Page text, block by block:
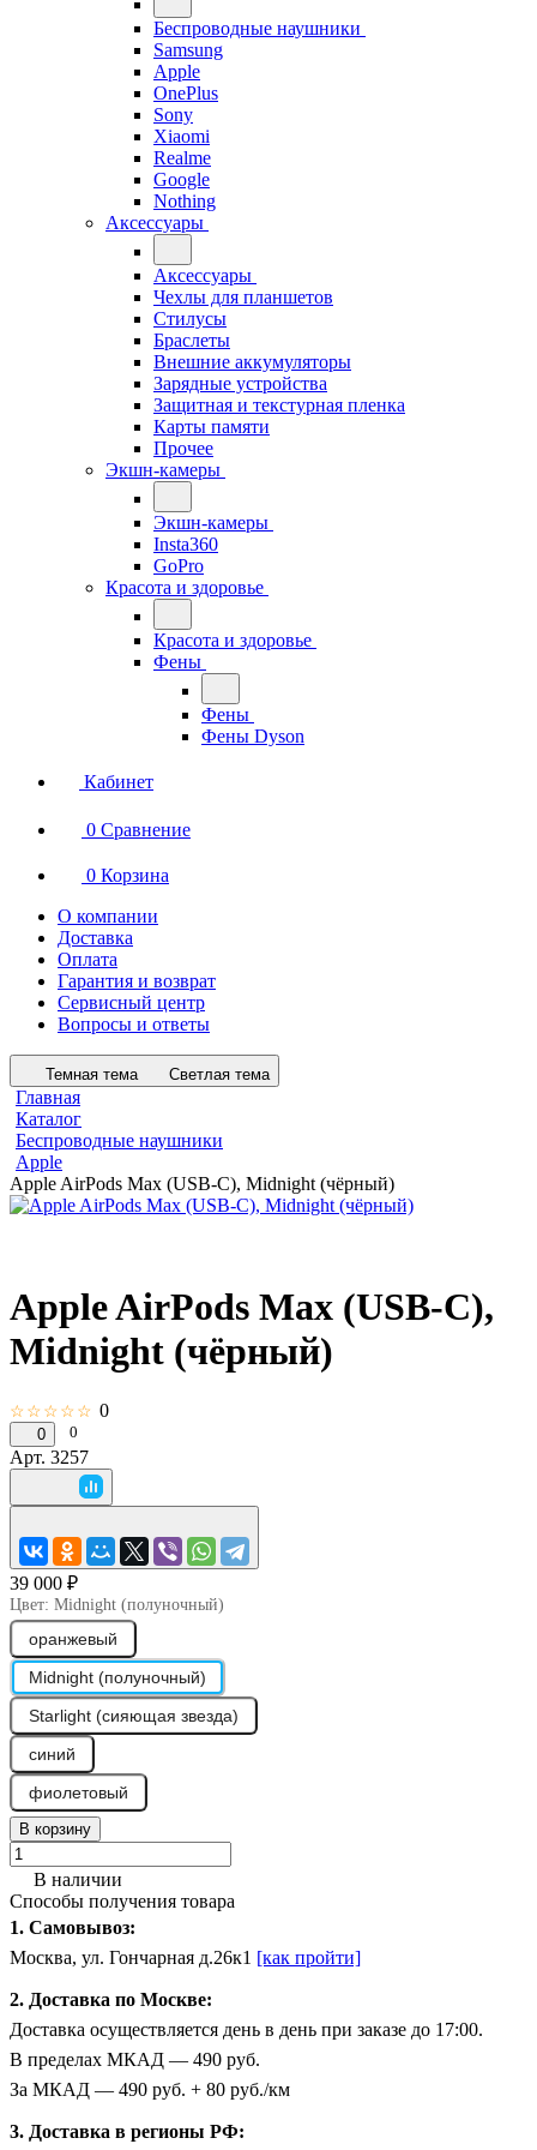
Беспроводные наушники
Samsung
Apple
OnePlus
Sony
Xiaomi
Realme
Google
Nothing
Аксессуары
Аксессуары
Чехлы для планшетов
Стилусы
Браслеты
Внешние аккумуляторы
Зарядные устройства
Защитная и текстурная пленка
Карты памяти
Прочее
Экшн-камеры
Экшн-камеры
Insta360
GoPro
Красота и здоровье
Красота и здоровье
Фены
Фены
Фены Dyson
Кабинет
0 Сравнение
0 Корзина
О компании
Доставка
Оплата
Гарантия и возврат
Сервисный центр
Вопросы и ответы
Темная тема Светлая тема
Главная
Каталог
Беспроводные наушники
Apple
Apple AirPods Max (USB-C), Midnight (чёрный)
Apple AirPods Max (USB-C),
Midnight (чёрный)
☆☆☆☆☆ 0
0 0
Арт. 3257
39 000 ₽
Цвет: Midnight (полуночный)
оранжевый
Midnight (полуночный)
Starlight (сияющая звезда)
синий
фиолетовый
В корзину
В наличии
Способы получения товара
1. Самовывоз:
Москва, ул. Гончарная д.26к1 [как пройти]
2. Доставка по Москве:
Доставка осуществляется день в день при заказе до 17:00.
В пределах МКАД — 490 руб.
За МКАД — 490 руб. + 80 руб./км
3. Доставка в регионы РФ: